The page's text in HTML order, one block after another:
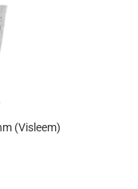
(Visleem)